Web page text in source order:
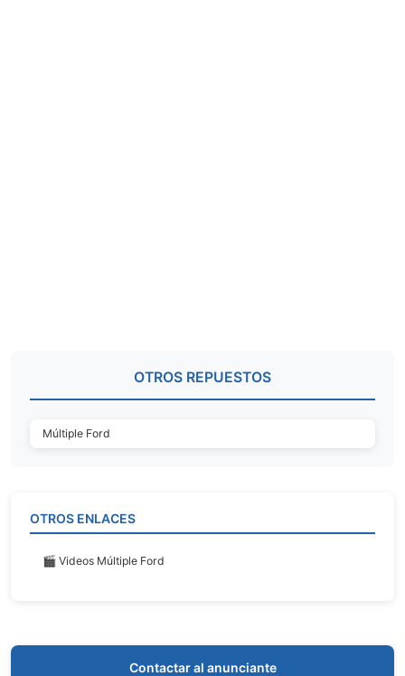
OTROS REPUESTOS
Múltiple Ford
OTROS ENLACES
🎬 Videos Múltiple Ford
Contactar al anunciante